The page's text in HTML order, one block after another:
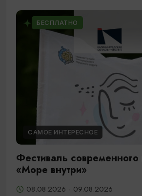
БЕСПЛАТНО
САМОЕ ИНТЕРЕСНОЕ
Фестиваль современного
«Море внутри»
08.08.2026 - 09.08.2026